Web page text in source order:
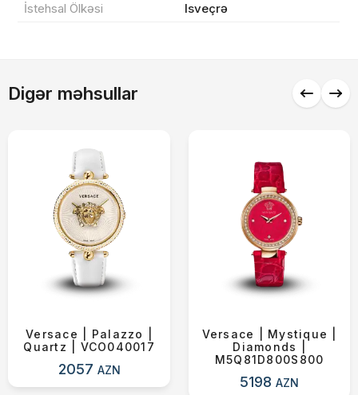
İstehsal Ölkəsi
Isveçrə
Digər məhsullar
Versace | Palazzo |
Quartz | VCO040017
2057 AZN
Versace | Mystique |
Diamonds |
M5Q81D800S800
5198AZN